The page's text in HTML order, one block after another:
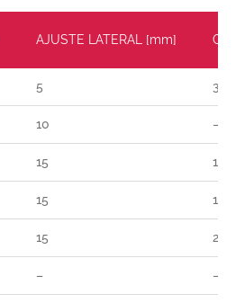
AJUSTE LATERAL [mm]
5 30
10 –
15 110
15 160
15 290
– –